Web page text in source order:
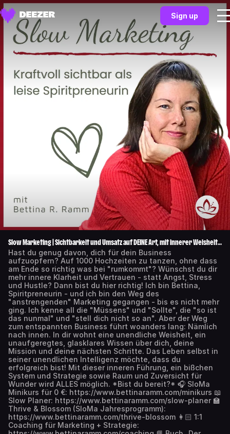
Sign up
Slow Marketing | Sichtbarkeit und Umsatz auf DEINE Art, mit innerer Weisheit,
Strategie & Raum für Wunder
Hast du genug davon, dich für dein Business
aufzuopfern? Auf 1000 Hochzeiten zu tanzen, ohne dass
am Ende so richtig was bei "rumkommt"? Wünschst du dir
mehr innere Klarheit und Vertrauen - statt Angst, Stress
und Hustle? Dann bist du hier richtig! Ich bin Bettina,
Spiritpreneurin - und ich bin den Weg des
"anstrengenden" Marketing gegangen - bis es nicht mehr
ging. Ich kenne all die "Müssens" und "Sollte", die "so ist
das nunmal" und "stell dich nicht so an". Aber der Weg
zum entspannten Business führt woanders lang: Nämlich
nach innen. In dir wohnt eine unendliche Weisheit, ein
unaufgeregtes, glasklares Wissen über dich, deine
Mission und deine nächsten Schritte. Das Leben selbst in
seiner unendlichen Intelligenz möchte, dass du
erfolgreich bist! Mit dieser inneren Führung, ein bißchen
System und Strategie sowie Raum und Zuversicht für
Wunder wird ALLES möglich. *Bist du bereit?* 🎧 SloMa
Minikurs für 0 €: https://www.bettinaramm.com/minikurs 📖
Slow Planer: https://www.bettinaramm.com/slow-planer 🏫
Thrive & Blossom (SloMa Jahresprogramm):
https://www.bettinaramm.com/thrive-blossom 👩🏻 1:1
Coaching für Marketing + Strategie: